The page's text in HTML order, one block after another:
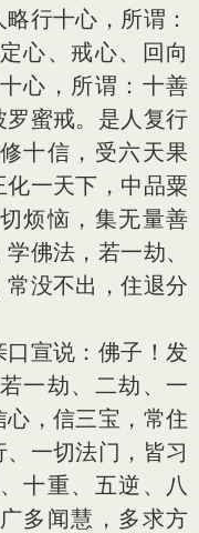
行十心，所谓：
心、戒心、回向
心，所谓：十善
蜜戒。是人复行
十信，受六天果
一天下，中品粟
烦恼，集无量善
佛法，若一劫、
没不出，住退分
口宣说：佛子！发
一劫、二劫、一
，信三宝，常住
一切法门，皆习
十重、五逆、八
多闻慧，多求方